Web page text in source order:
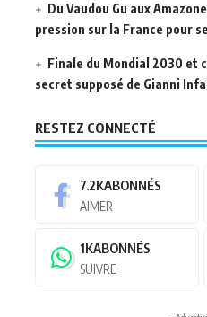
Du Vaudou Gu aux
pression sur la France pour
Finale du Mondial 2030 et
secret supposé de Gianni
RESTEZ CONNECTÉ
7.2KABONNÉS
AIMER
1KABONNÉS
SUIVRE